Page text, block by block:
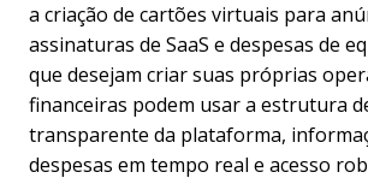
a criação de cartões virtuais para
assinaturas de SaaS e despesas de
que desejam criar suas próprias
financeiras podem usar a estrutura
transparente da plataforma,
despesas em tempo real e acesso